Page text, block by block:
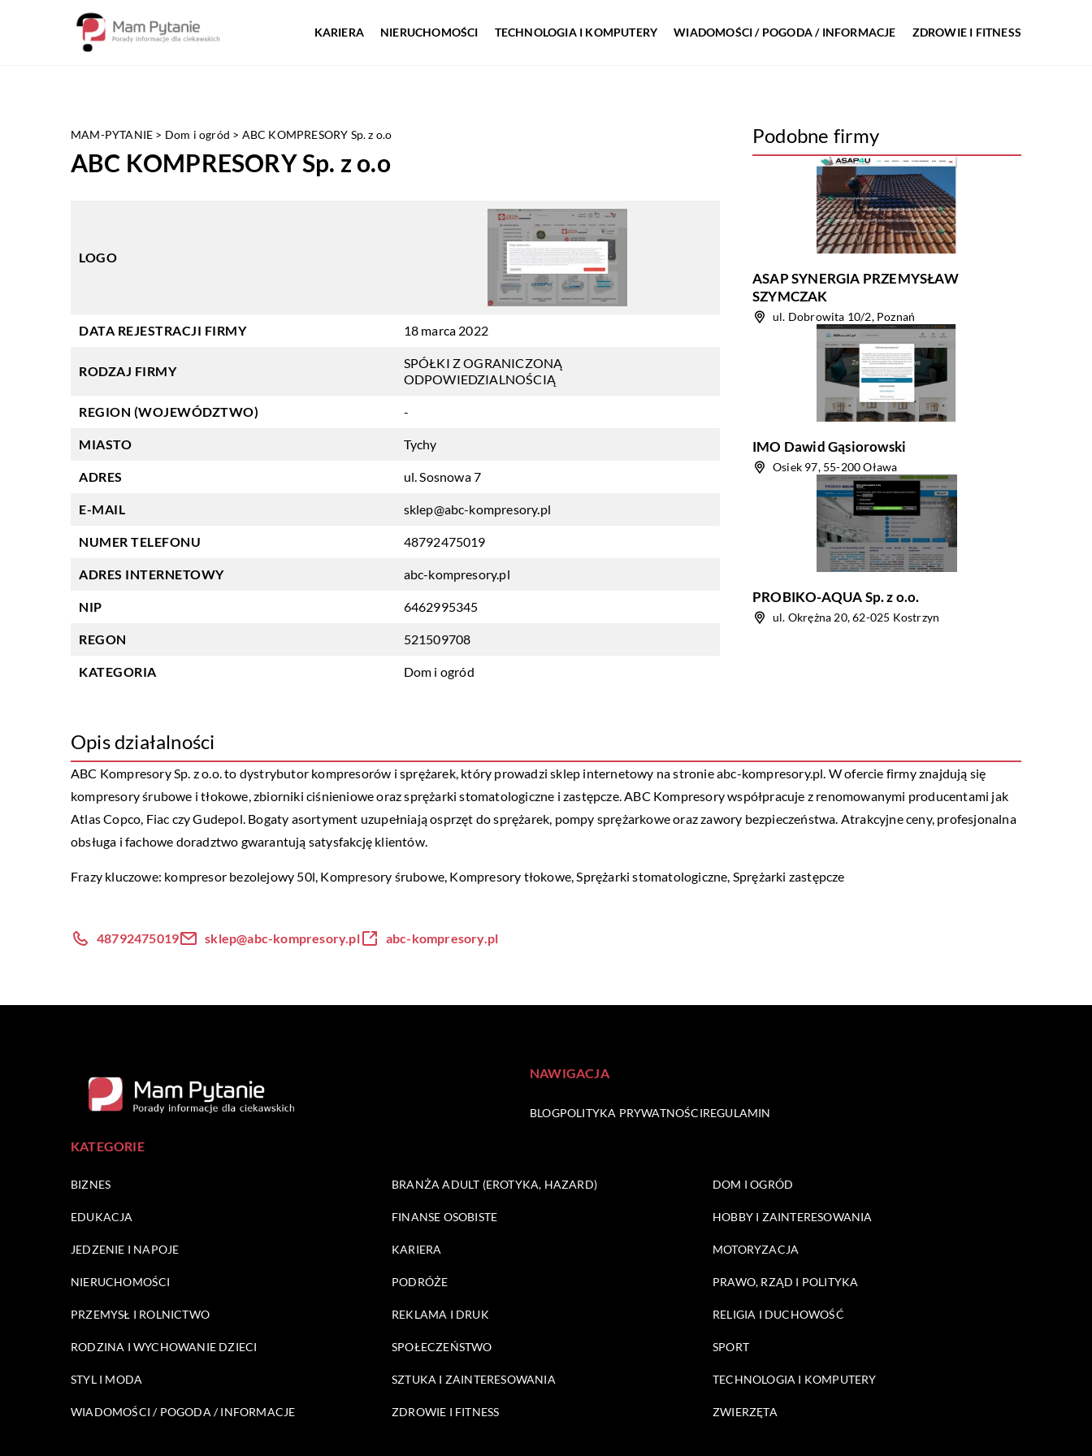
KARIERA NIERUCHOMOŚCI TECHNOLOGIA I KOMPUTERY WIADOMOŚCI / POGODA / INFORMACJE ZDROWIE I FITNESS
MAM-PYTANIE > Dom i ogród > ABC KOMPRESORY Sp. z o.o
ABC KOMPRESORY Sp. z o.o
LOGO
DATA REJESTRACJI FIRMY 18 marca 2022
RODZAJ FIRMY
SPÓŁKI Z OGRANICZONĄ
ODPOWIEDZIALNOŚCIĄ
REGION (WOJEWÓDZTWO) -
MIASTO Tychy
ADRES ul. Sosnowa 7
E-MAIL sklep@abc-kompresory.pl
NUMER TELEFONU 48792475019
ADRES INTERNETOWY abc-kompresory.pl
NIP 6462995345
REGON 521509708
KATEGORIA Dom i ogród
Podobne firmy
ASAP SYNERGIA PRZEMYSŁAW
SZYMCZAK
ul. Dobrowita 10/2, Poznań
IMO Dawid Gąsiorowski
Osiek 97, 55-200 Oława
PROBIKO-AQUA Sp. z o.o.
ul. Okrężna 20, 62-025 Kostrzyn
Opis działalności
ABC Kompresory Sp. z o.o. to dystrybutor kompresorów i sprężarek, który prowadzi sklep internetowy na stronie abc-kompresory.pl. W ofercie firmy znajdują się
kompresory śrubowe i tłokowe, zbiorniki ciśnieniowe oraz sprężarki stomatologiczne i zastępcze. ABC Kompresory współpracuje z renomowanymi producentami jak
Atlas Copco, Fiac czy Gudepol. Bogaty asortyment uzupełniają osprzęt do sprężarek, pompy sprężarkowe oraz zawory bezpieczeństwa. Atrakcyjne ceny, profesjonalna
obsługa i fachowe doradztwo gwarantują satysfakcję klientów.
Frazy kluczowe: kompresor bezolejowy 50l, Kompresory śrubowe, Kompresory tłokowe, Sprężarki stomatologiczne, Sprężarki zastępcze
48792475019 sklep@abc-kompresory.pl abc-kompresory.pl
NAWIGACJA
BLOGPOLITYKA PRYWATNOŚCIREGULAMIN
KATEGORIE
BIZNES BRANŻA ADULT (EROTYKA, HAZARD) DOM I OGRÓD
EDUKACJA FINANSE OSOBISTE HOBBY I ZAINTERESOWANIA
JEDZENIE I NAPOJE KARIERA MOTORYZACJA
NIERUCHOMOŚCI PODRÓŻE PRAWO, RZĄD I POLITYKA
PRZEMYSŁ I ROLNICTWO REKLAMA I DRUK RELIGIA I DUCHOWOŚĆ
RODZINA I WYCHOWANIE DZIECI SPOŁECZEŃSTWO SPORT
STYL I MODA SZTUKA I ZAINTERESOWANIA TECHNOLOGIA I KOMPUTERY
WIADOMOŚCI / POGODA / INFORMACJE ZDROWIE I FITNESS ZWIERZĘTA